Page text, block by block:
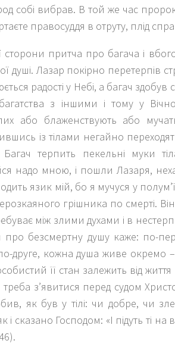
собі вибрав. В той же час
правосуддя в отруту, плід
сторони притча про багача і
душі. Лазар покірно перетерпів
радості у Небі, а багач здобув
з іншими і тому у
або блаженствують або
із тілами негайно
Багач терпить пекельні муки
надо мною, і пошли Лазаря,
язик мій, бо я мучуся у
грішника по смерті.
між злими духами і в
про безсмертну душу каже: по-
друге, кожна душа живе окремо
її стан залежить від
з’явитися перед судом
як був у тілі: чи добре, чи зле
і сказано Господом: «І підуть ті